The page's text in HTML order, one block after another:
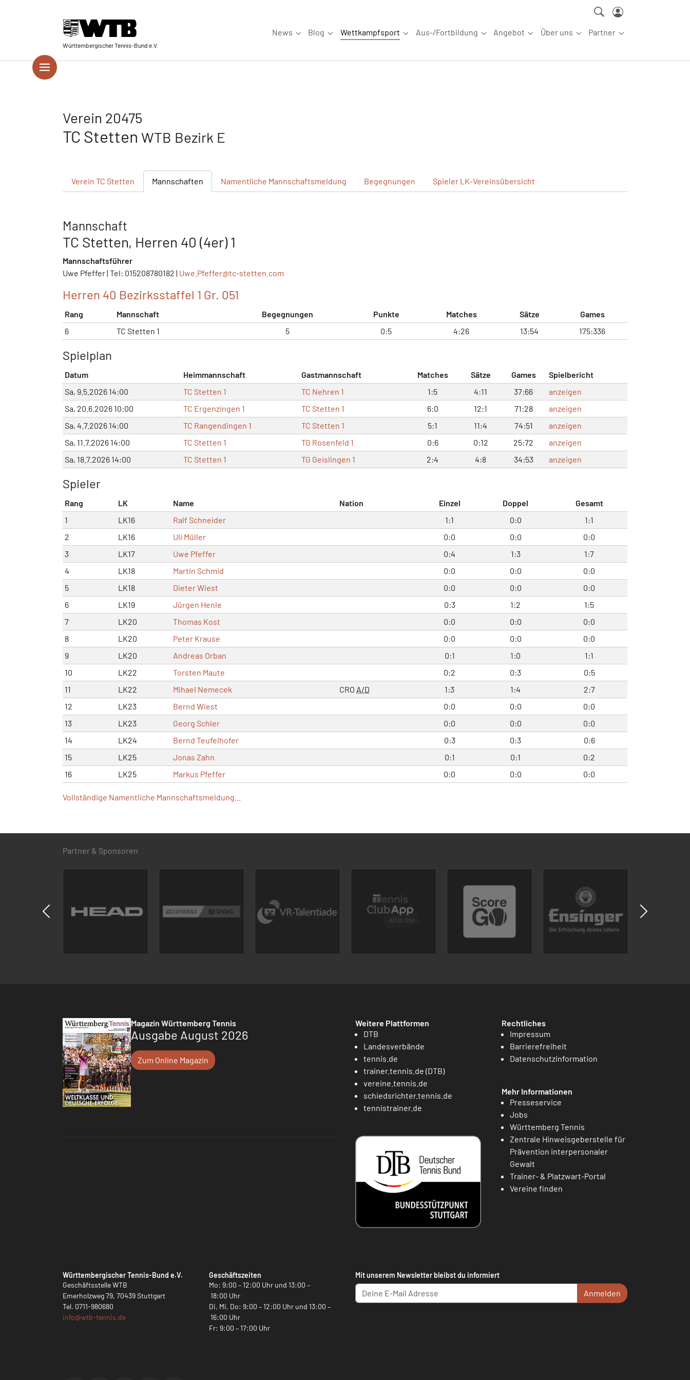
Württembergischer Tennis-Bund e.V.
News
Submenu for "News"
Blog
Submenu for "Blog"
Wettkampfsport
Submenu for "Wettkampfsport"
Aus-/Fortbildung
Submenu for "Aus-/Fortbildung"
Angebot
Submenu for "Angebot"
Über uns
Submenu for "Über uns"
Partner
Submenu for
Verein 20475
TC Stetten WTB Bezirk E
Verein TC Stetten Mannschaften Namentliche Mannschaftsmeldung Begegnungen Spieler LK-Vereinsübersicht
Mannschaft
TC Stetten, Herren 40 (4er) 1
Mannschaftsführer
Uwe Pfeffer | Tel: 015208780182 | Uwe.Pfeffer@tc-stetten.com
Herren 40 Bezirksstaffel 1 Gr. 051
Rang Mannschaft Begegnungen Punkte Matches Sätze
Games
6
TC Stetten 1 5 0:5 4:26 13:54 175:336
Spielplan
Datum Heimmannschaft Gastmannschaft Matches Sätze Games
Spielbericht
Sa, 9.5.2026 14:00
TC Stetten 1 TC Nehren 1 1:5 4:11 37:66
anzeigen
Sa, 20.6.2026 10:00
TC Ergenzingen 1 TC Stetten 1 6:0 12:1 71:28
anzeigen
Sa, 4.7.2026 14:00
TC Rangendingen 1 TC Stetten 1 5:1 11:4 74:51
anzeigen
Sa, 11.7.2026 14:00
TC Stetten 1 TG Rosenfeld 1 0:6 0:12 25:72
anzeigen
Sa, 18.7.2026 14:00
TC Stetten 1 TG Geislingen 1 2:4 4:8 34:53 anzeigen
Spieler
Rang LK Name Nation Einzel Doppel
Gesamt
1
LK16 Ralf Schneider 1:1 0:0
1:1
2
LK16 Uli Müller 0:0 0:0
0:0
3
LK17 Uwe Pfeffer 0:4 1:3
1:7
4
LK18 Martin Schmid 0:0 0:0
0:0
5
LK18 Dieter Wiest 0:0 0:0
0:0
6
LK19 Jürgen Henle 0:3 1:2
1:5
7
LK20 Thomas Kost 0:0 0:0
0:0
8
LK20 Peter Krause 0:0 0:0
0:0
9
LK20 Andreas Orban 0:1 1:0
1:1
10
LK22 Torsten Maute 0:2 0:3
0:5
11
LK22 Mihael Nemecek CRO A/D 1:3 1:4
2:7
12
LK23 Bernd Wiest 0:0 0:0
0:0
13
LK23 Georg Schler 0:0 0:0
0:0
14
LK24 Bernd Teufelhofer 0:3 0:3
0:6
15
LK25 Jonas Zahn 0:1 0:1
0:2
16
LK25 Markus Pfeffer 0:0 0:0 0:0
Vollständige Namentliche Mannschaftsmeldung...
Partner & Sponsoren
Magazin Württemberg Tennis
Ausgabe August 2026
Zum Online Magazin
Weitere Plattformen
DTB
Landesverbände
tennis.de
trainer.tennis.de (DTB)
vereine.tennis.de
schiedsrichter.tennis.de
tennistrainer.de
Rechtliches
Impressum
Barrierefreiheit
Datenschutzinformation
Mehr Informationen
Presseservice
Jobs
Württemberg Tennis
Zentrale Hinweisgeberstelle für
Prävention interpersonaler
Gewalt
Trainer- & Platzwart-Portal
Vereine finden
Württembergischer Tennis-Bund e.V.
Geschäftsstelle WTB
Emerholzweg 79, 70439 Stuttgart
Tel. 0711-980680
info@wtb-tennis.de
Geschäftszeiten
Mo: 9:00 – 12:00 Uhr und 13:00 –
18:00 Uhr
Di, Mi, Do: 9:00 – 12:00 Uhr und 13:00 –
16:00 Uhr
Fr: 9:00 – 17:00 Uhr
Mit unserem Newsletter bleibst du informiert
Anmelden